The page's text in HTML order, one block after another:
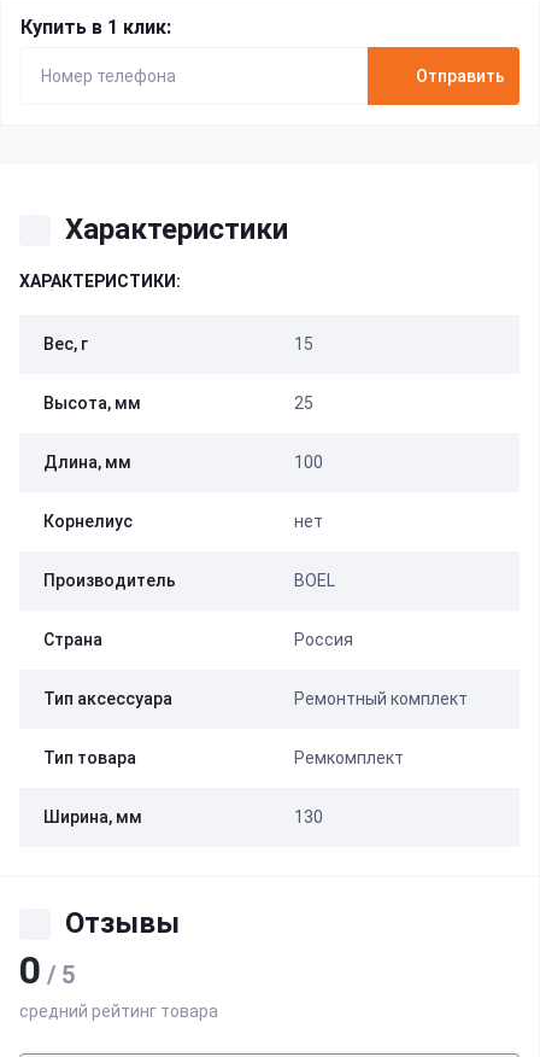
Купить в 1 клик:
Отправить
Характеристики
ХАРАКТЕРИСТИКИ:
Вес, г 15
Высота, мм 25
Длина, мм 100
Корнелиус нет
Производитель BOEL
Страна Россия
Тип аксессуара Ремонтный комплект
Тип товара Ремкомплект
Ширина, мм 130
Отзывы
0 / 5
средний рейтинг товара